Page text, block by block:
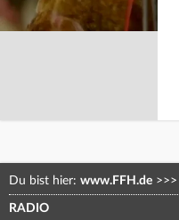
Du bist hier: www.FFH.de >>>
RADIO